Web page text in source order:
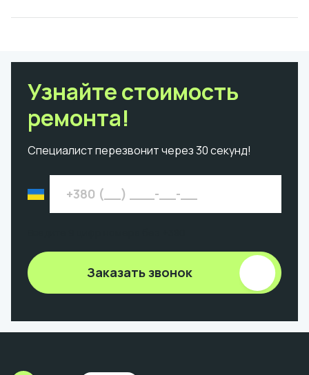
Узнайте стоимость
ремонта!
Специалист перезвонит через 30 секунд!
Заказать звонок